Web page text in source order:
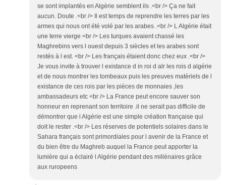
se sont implantés en Algérie semblent ils .<br /> Ça ne fait
aucun. Doute .<br /> Il est temps de reprendre les terres par les
armes qui nous ont été volé par les arabes .<br /> L Algérie était
une terre vierge <br /> Les turques avaient chassé les
Maghrebins vers l ouest depuis 3 siècles et les arabes sont
restés à l est. <br /> Les français étaient donc chez eux .<br />
Je vous invite à trouver l existance d in roi d alr les rois d algérie
et de nous montrer les tombeaux puis les preuves matériels de l
existance de ces rois par les pièces de monnaies ,les
ambassadeurs etc <br /> La France peut encore sauver son
honneur en reprenant son territoire .il ne serait pas difficile de
démontrer que l Algérie est une simple création française qui
doit le rester .<br /> Les réserves de potentiels solaires dans le
Sahara français sont primordiales pour l avenir de la France et
du bien être du Maghreb auquel la France peut apporter la
lumière qui a éclairé l Algérie pendant des millénaires grâce
aux ruropeens